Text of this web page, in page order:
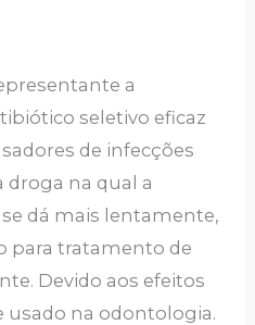
a
seletivo eficaz
de infecções
droga na qual a
dá mais lentamente,
para tratamento de
Devido aos efeitos
usado na odontologia.